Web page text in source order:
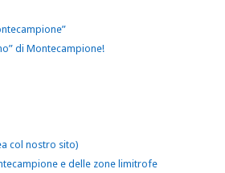
di Montecampione!
col nostro sito)
e delle zone limitrofe